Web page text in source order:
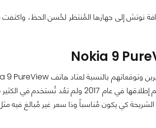
نوتش إلى جهازها المُنتظر لحُسن الحظ، واكتفت
قديمة بعض الشيء حيث تم إطلاقها في